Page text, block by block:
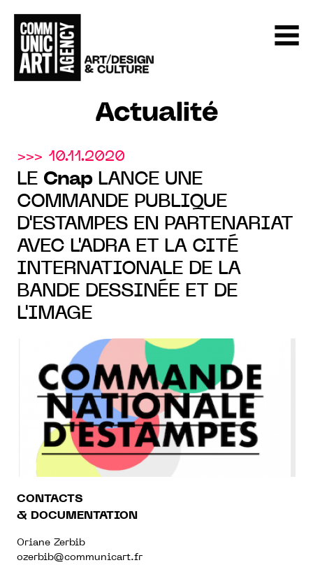
Actualité
>>> 10.11.2020
LE CnapLANCE UNE
COMMANDE PUBLIQUE
D'ESTAMPES EN PARTENARIAT
AVEC L'ADRA ET LA CITÉ
INTERNATIONALE DE LA
BANDE DESSINÉE ET DE
L'IMAGE
CONTACTS
& DOCUMENTATION
Oriane Zerbib
ozerbib@communicart.fr